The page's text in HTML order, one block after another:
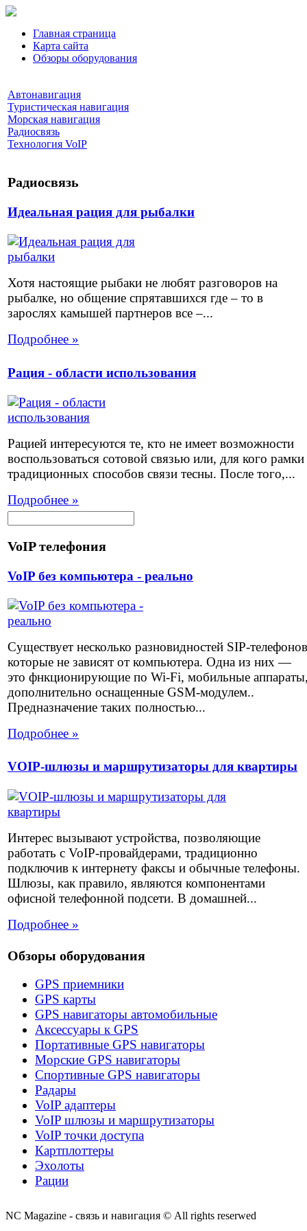
Главная страница
Карта сайта
Обзоры оборудования
Автонавигация
Туристическая навигация
Морская навигация
Радиосвязь
Технология VoIP
Радиосвязь
Идеальная рация для рыбалки
Хотя настоящие рыбаки не любят разговоров на
рыбалке, но общение спрятавшихся где – то в
зарослях камышей партнеров все –...
Подробнее »
Рация - области использования
Рацией интересуются те, кто не имеет возможности
воспользоваться сотовой связью или, для кого рамки
традиционных способов связи тесны. После того,...
Подробнее »
VoIP телефония
VoIP без компьютера - реально
Существует несколько разновидностей SIP-телефонов
которые не зависят от компьютера. Одна из них —
это фнкционирующие по Wi-Fi, мобильные
дополнительно оснащенные GSM-модулем..
Предназначение таких полностью...
Подробнее »
VOIP-шлюзы и маршрутизаторы для квартиры
Интерес вызывают устройства, позволяющие
работать с VoIP-провайдерами, традиционно
подключив к интернету факсы и обычные телефоны.
Шлюзы, как правило, являются компонентами
офисной телефонной подсети. В домашней...
Подробнее »
Обзоры оборудования
GPS приемники
GPS карты
GPS навигаторы автомобильные
Аксессуары к GPS
Портативные GPS навигаторы
Морские GPS навигаторы
Спортивные GPS навигаторы
Радары
VoIP адаптеры
VoIP шлюзы и маршрутизаторы
VoIP точки доступа
Картплоттеры
Эхолоты
Рации
NC Magazine - связь и навигация © All rights reserwed